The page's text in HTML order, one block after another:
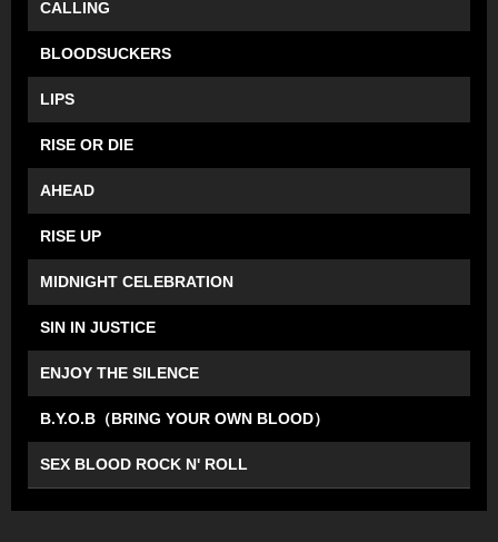
CALLING
BLOODSUCKERS
LIPS
RISE OR DIE
AHEAD
RISE UP
MIDNIGHT CELEBRATION
SIN IN JUSTICE
ENJOY THE SILENCE
B.Y.O.B（BRING YOUR OWN BLOOD）
SEX BLOOD ROCK N' ROLL